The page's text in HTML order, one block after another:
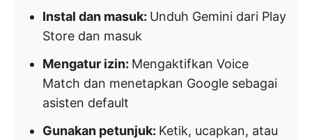
Instal dan masuk: Unduh Gemini dari Play
Store dan masuk
Mengatur izin: Mengaktifkan Voice
Match dan menetapkan Google sebagai
asisten default
Gunakan petunjuk: Ketik, ucapkan, atau